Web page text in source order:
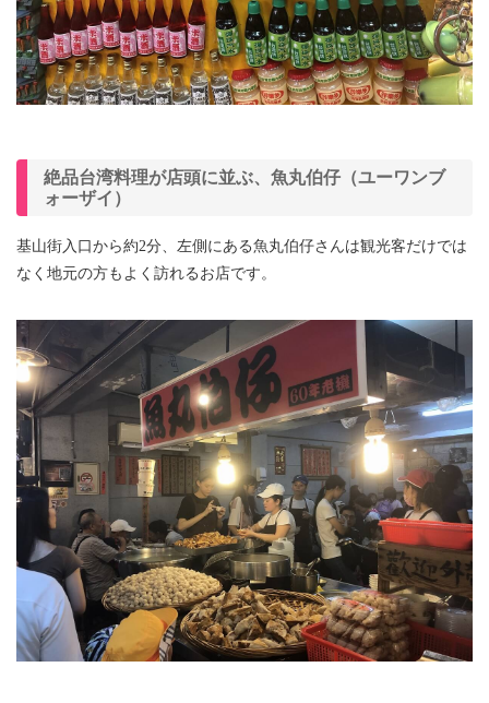
絶品台湾料理が店頭に並ぶ、魚丸伯仔（ユーワンブ
ォーザイ）
基山街入口から約2分、左側にある魚丸伯仔さんは観光客だけでは
なく地元の方もよく訪れるお店です。